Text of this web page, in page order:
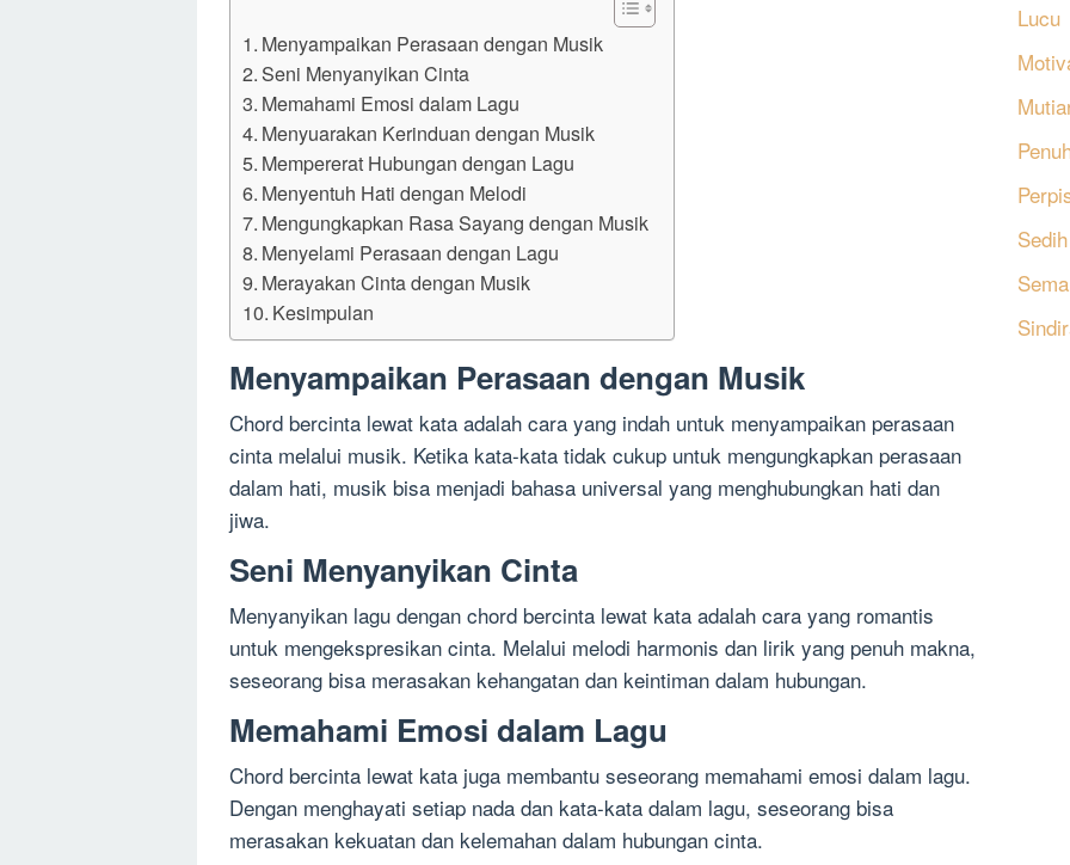
Menyampaikan Perasaan dengan Musik
Seni Menyanyikan Cinta
Memahami Emosi dalam Lagu
Menyuarakan Kerinduan dengan Musik
Mempererat Hubungan dengan Lagu
Menyentuh Hati dengan Melodi
Mengungkapkan Rasa Sayang dengan Musik
Menyelami Perasaan dengan Lagu
Merayakan Cinta dengan Musik
Kesimpulan
Menyampaikan Perasaan dengan Musik
Chord bercinta lewat kata adalah cara yang indah untuk menyampaikan perasaan
cinta melalui musik. Ketika kata-kata tidak cukup untuk mengungkapkan perasaan
dalam hati, musik bisa menjadi bahasa universal yang menghubungkan hati dan
jiwa.
Seni Menyanyikan Cinta
Menyanyikan lagu dengan chord bercinta lewat kata adalah cara yang romantis
untuk mengekspresikan cinta. Melalui melodi harmonis dan lirik yang penuh makna,
seseorang bisa merasakan kehangatan dan keintiman dalam hubungan.
Memahami Emosi dalam Lagu
Chord bercinta lewat kata juga membantu seseorang memahami emosi dalam lagu.
Dengan menghayati setiap nada dan kata-kata dalam lagu, seseorang bisa
merasakan kekuatan dan kelemahan dalam hubungan cinta.
Lucu
Sedih